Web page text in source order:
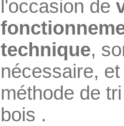
l'occasion de
technique,
nécessaire,
méthode de
bois .